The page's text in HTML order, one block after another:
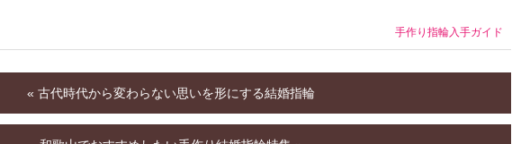
手作り指輪入手ガイド
« 古代時代から変わらない思いを形にする結婚指輪